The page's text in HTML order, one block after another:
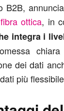
B2B,
fibra ottica, in
integra i
dei dati
più